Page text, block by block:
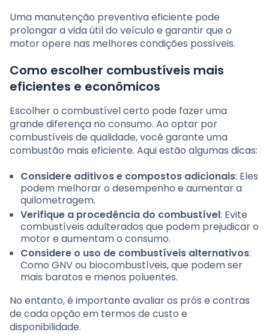
Uma manutenção preventiva eficiente pode
prolongar a vida útil do veículo e garantir que o
motor opere nas melhores condições possíveis.
Como escolher combustíveis mais
eficientes e econômicos
Escolher o combustível certo pode fazer uma
grande diferença no consumo. Ao optar por
combustíveis de qualidade, você garante uma
combustão mais eficiente. Aqui estão algumas dicas:
Considere aditivos e compostos adicionais: Eles
podem melhorar o desempenho e aumentar a
quilometragem.
Verifique a procedência do combustível: Evite
combustíveis adulterados que podem prejudicar o
motor e aumentam o consumo.
Considere o uso de combustíveis alternativos:
Como GNV ou biocombustíveis, que podem ser
mais baratos e menos poluentes.
No entanto, é importante avaliar os prós e contras
de cada opção em termos de custo e
disponibilidade.